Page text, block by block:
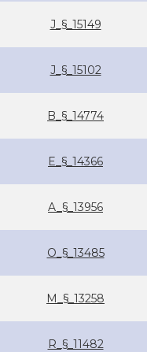
J_§_15149
J_§_15102
B_§_14774
E_§_14366
A_§_13956
O_§_13485
M_§_13258
R_§_11482